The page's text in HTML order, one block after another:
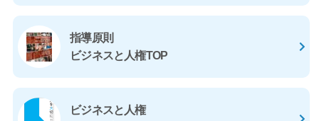
指導原則
ビジネスと人権TOP
ビジネスと人権